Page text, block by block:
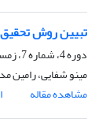
تبیین روش
دوره 4، شماره 7، زمستان 1390، صفحه
مینو شفایی، رامین
مشاهده مقاله